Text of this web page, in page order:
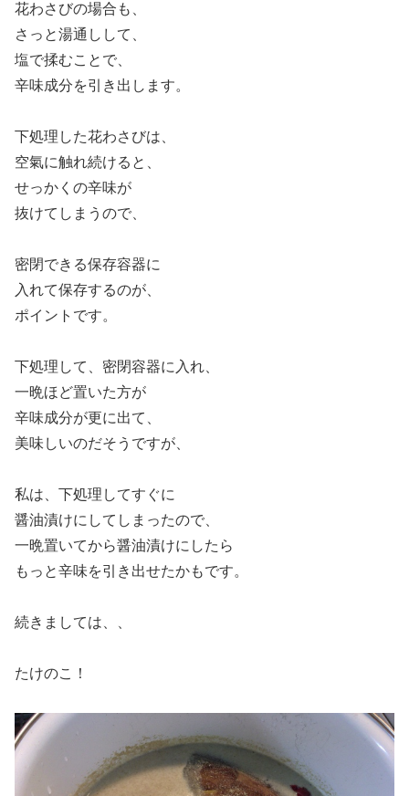
花わさびの場合も、
さっと湯通しして、
塩で揉むことで、
辛味成分を引き出します。
下処理した花わさびは、
空氣に触れ続けると、
せっかくの辛味が
抜けてしまうので、
密閉できる保存容器に
入れて保存するのが、
ポイントです。
下処理して、密閉容器に入れ、
一晩ほど置いた方が
辛味成分が更に出て、
美味しいのだそうですが、
私は、下処理してすぐに
醤油漬けにしてしまったので、
一晩置いてから醤油漬けにしたら
もっと辛味を引き出せたかもです。
続きましては、、
たけのこ！